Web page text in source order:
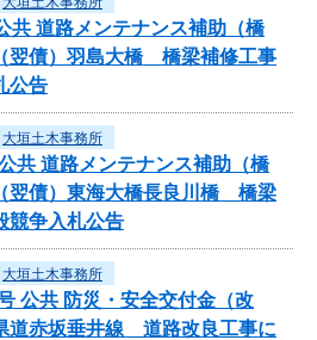
道路メンテナンス補助（橋
翌債）羽島大橋 橋梁補修工事
公告
大垣土木事務所
道路メンテナンス補助（橋
翌債）東海大橋長良川橋 橋梁
競争入札公告
大垣土木事務所
公共 防災・安全交付金（改
赤坂垂井線 道路改良工事に